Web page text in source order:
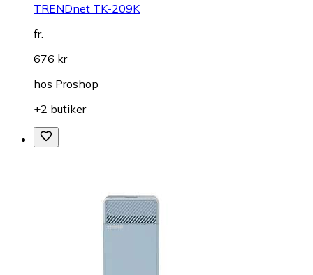
TRENDnet TK-209K
fr.
676 kr
hos Proshop
+2 butiker